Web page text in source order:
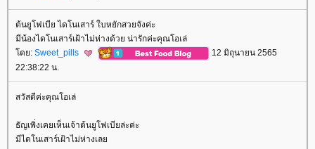
ต้นยูโฟเบีย ไดโนเสาร์ ใบหยักสวยจังค่ะ
มีน้องไดโนเสาร์เฝ้าไม่ห่างด้วย น่ารักค่ะคุณโอเล่
ดย: Sweet_pills
12 มิถุนายน 2565
22:38:22 น.
สวัสดีค่ะคุณโอเล่
ธัญเพิ่งเคยเห็นเจ้าต้นยูโฟเบียล่ะค่ะ
มีไดโนเสาร์เฝ้าไม่ห่างเล